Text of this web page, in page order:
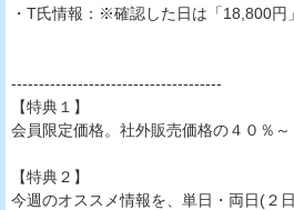
・T氏情報：※確認した日は「18,800円」
--------------------------------------
【特典１】
会員限定価格。社外販売価格の４０％
【特典２】
今週のオススメ情報を、単日・両日(２